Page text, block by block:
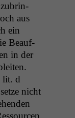
aus
ein
Beauf­
in der
lit. d
nicht